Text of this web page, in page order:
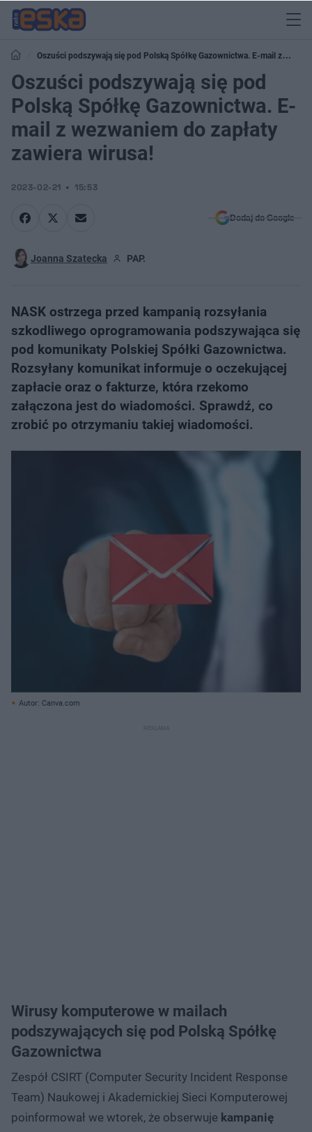
Oszuści podszywają się pod Polską Spółkę Gazownictwa. E-mail z
wezwaniem do zapłaty zawiera wirusa!
Oszuści podszywają się pod
Polską Spółkę Gazownictwa. E-
mail z wezwaniem do zapłaty
zawiera wirusa!
2023-02-21 15:53
Dodaj do Google
Joanna Szatecka PAP.
NASK ostrzega przed kampanią rozsyłania
szkodliwego oprogramowania podszywająca się
pod komunikaty Polskiej Spółki Gazownictwa.
Rozsyłany komunikat informuje o oczekującej
zapłacie oraz o fakturze, która rzekomo
załączona jest do wiadomości. Sprawdź, co
zrobić po otrzymaniu takiej wiadomości.
Autor: Canva.com
Wirusy komputerowe w mailach
podszywających się pod Polską Spółkę
Gazownictwa
Zespół CSIRT (Computer Security Incident Response
Team) Naukowej i Akademickiej Sieci Komputerowej
poinformował we wtorek, że obserwuje kampanię